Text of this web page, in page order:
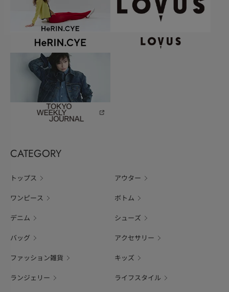
CATEGORY
トップス アウター
ワンピース ボトム
デニム シューズ
バッグ アクセサリー
ファッション雑貨 キッズ
ランジェリー ライフスタイル